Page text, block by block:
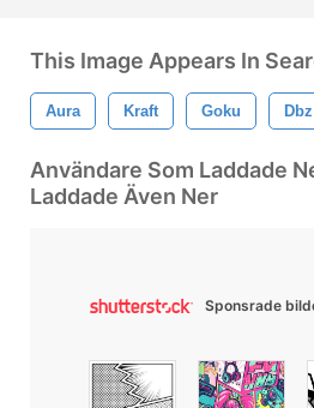
This Image Appears In
Aura Kraft Goku Dbz
Användare Som Laddade
Laddade Även Ner
Sponsrade